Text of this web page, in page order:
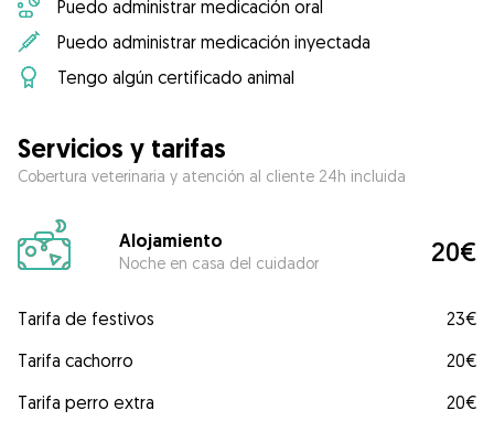
Puedo administrar medicación oral
Puedo administrar medicación inyectada
Tengo algún certificado animal
Servicios y tarifas
Cobertura veterinaria y atención al cliente 24h incluida
Alojamiento
Noche en casa del cuidador 20€
Tarifa de festivos
23€
Tarifa cachorro
20€
Tarifa perro extra
20€